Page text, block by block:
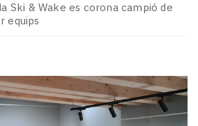
Ski & Wake es corona campió de
equips